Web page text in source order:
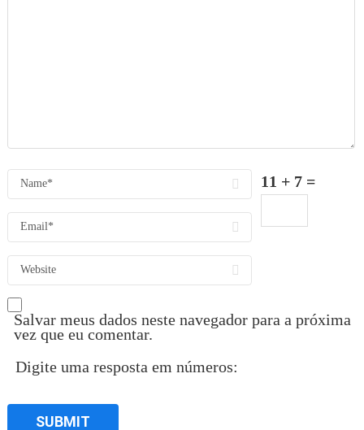
Salvar meus dados neste navegador para a próxima
vez que eu comentar.
Digite uma resposta em números:
11 + 7 =